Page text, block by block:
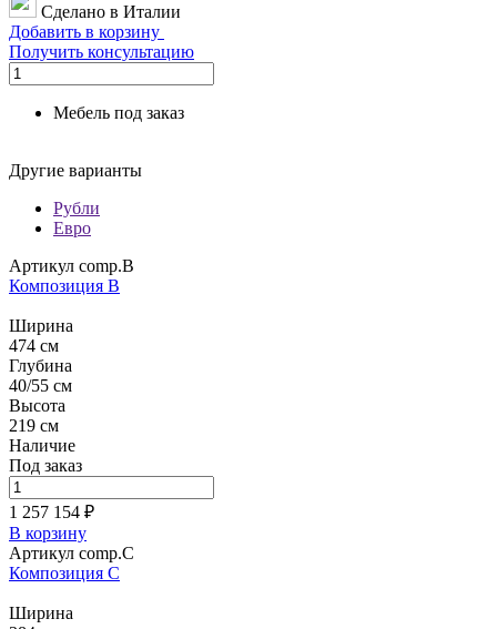
Сделано в Италии
Добавить в корзину
Получить консультацию
Мебель под заказ
Другие варианты
Рубли
Евро
Артикул comp.B
Композиция B
Ширина
474 см
Глубина
40/55 см
Высота
219 см
Наличие
Под заказ
1 257 154 ₽
В корзину
Артикул comp.C
Композиция C
Ширина